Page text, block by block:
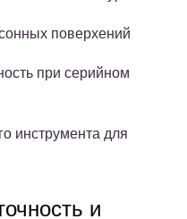
поверхений
при серийном
инструмента для
и